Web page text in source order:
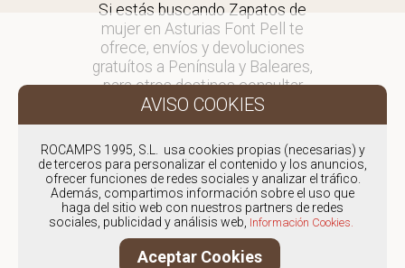
Si estás buscando Zapatos de
mujer en Asturias Font Pell te
ofrece, envíos y devoluciones
gratuítos a Península y Baleares,
para otros destinos consultar
en comercial@fontpell.com.
Los envíos a Asturias gestionados
entre semana se entregarán en
menos de 48 horas; los pedidos
realizados en fin de semana, el
producto se enviará a partir del
lunes.
ROCAMPS 1995, S.L. usa cookies propias (necesarias) y
de terceros para personalizar el contenido y los anuncios,
ofrecer funciones de redes sociales y analizar el tráfico.
Además, compartimos información sobre el uso que
haga del sitio web con nuestros partners de redes
sociales, publicidad y análisis web, Información Cookies.
Aceptar Cookies